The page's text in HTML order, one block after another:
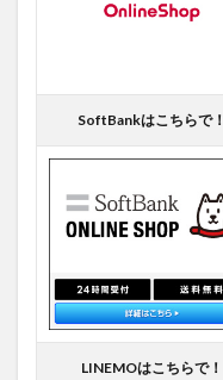
SoftBankはこちらで！
LINEMOはこちらで！